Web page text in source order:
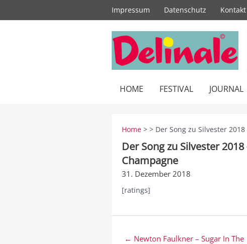
Impressum Datenschutz Kontakt
HOME FESTIVAL JOURNAL
Home > > Der Song zu Silvester
Der Song zu Silvester
Champagne
31. Dezember 2018
[ratings]
Beitragsnavigation
← Newton Faulkner – Sugar In The